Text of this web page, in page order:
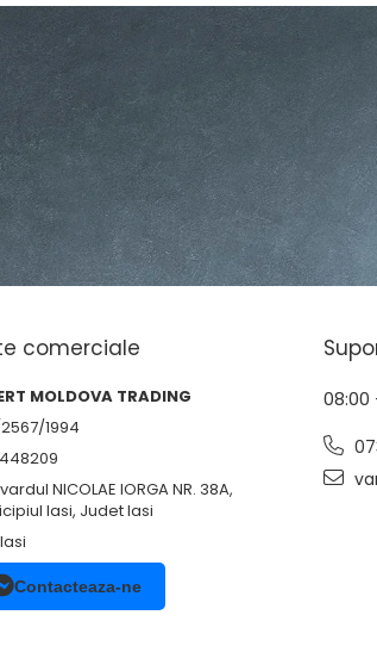
comerciale
MOLDOVA TRADING
1994
NICOLAE IORGA NR. 38A,
Iasi, Judet Iasi
Contacteaza-ne
08:00